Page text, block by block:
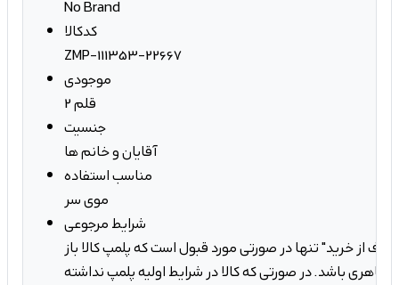
No Brand
کدکالا
ZMP-111353-22667
موجودی
2 قلم
جنسیت
آقایان و خانم ها
مناسب استفاده
موی سر
شرایط مرجوعی
از خرید" تنها در صورتی مورد قبول است که پلمپ کالا باز
ظاهری باشد. در صورتی که کالا در شرایط اولیه پلمپ نداشته